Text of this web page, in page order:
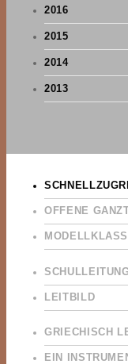
2016
2015
2014
2013
OFFENE
LEITBILD
GRIECHISCH
EIN